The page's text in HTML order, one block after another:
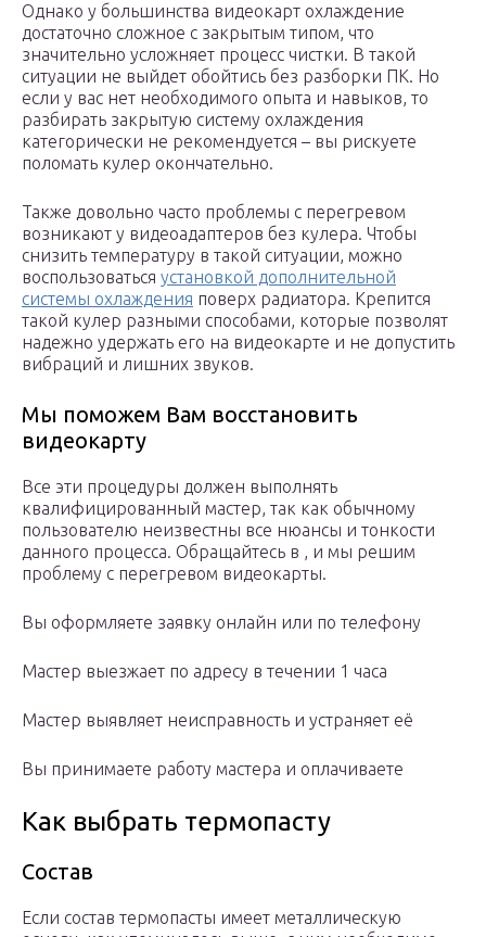
Однако у большинства видеокарт охлаждение
достаточно сложное с закрытым типом, что
значительно усложняет процесс чистки. В такой
ситуации не выйдет обойтись без разборки ПК. Но
если у вас нет необходимого опыта и навыков, то
разбирать закрытую систему охлаждения
категорически не рекомендуется – вы рискуете
поломать кулер окончательно.
Также довольно часто проблемы с перегревом
возникают у видеоадаптеров без кулера. Чтобы
снизить температуру в такой ситуации, можно
воспользоваться установкой дополнительной
системы охлаждения поверх радиатора. Крепится
такой кулер разными способами, которые позволят
надежно удержать его на видеокарте и не допустить
вибраций и лишних звуков.
Мы поможем Вам восстановить
видеокарту
Все эти процедуры должен выполнять
квалифицированный мастер, так как обычному
пользователю неизвестны все нюансы и тонкости
данного процесса. Обращайтесь в , и мы решим
проблему с перегревом видеокарты.
Вы оформляете заявку онлайн или по телефону
Мастер выезжает по адресу в течении 1 часа
Мастер выявляет неисправность и устраняет её
Вы принимаете работу мастера и оплачиваете
Как выбрать термопасту
Состав
Если состав термопасты имеет металлическую